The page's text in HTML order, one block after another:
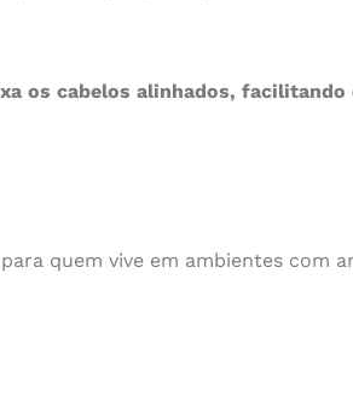
os cabelos alinhados,
quem vive em ambientes com